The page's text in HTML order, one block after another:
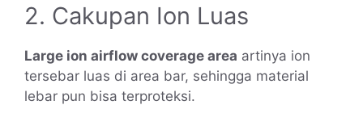
2. Cakupan Ion Luas
Large ion airflow coverage area artinya ion
tersebar luas di area bar, sehingga material
lebar pun bisa terproteksi.